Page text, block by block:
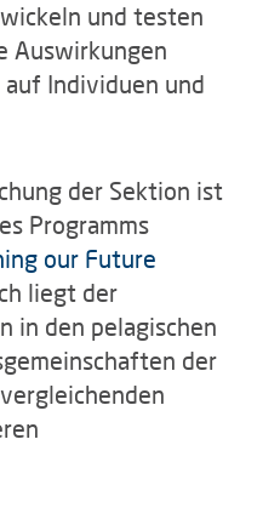
und testen
Auswirkungen
Individuen und
der Sektion ist
Programms
our Future
liegt der
in den pelagischen
der